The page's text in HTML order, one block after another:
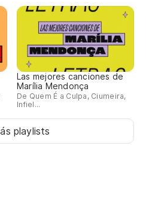
Las mejores canciones de
Marília Mendonça
De Quem É a Culpa, Ciumeira,
Infiel...
playlists